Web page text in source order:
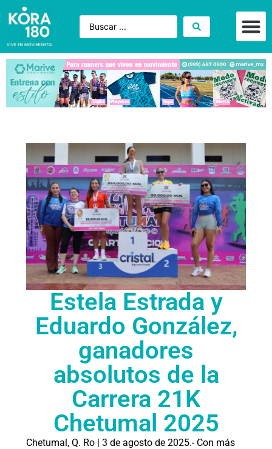
Estela Estrada y
Eduardo González,
ganadores
absolutos de la
Carrera 21K
Chetumal 2025
Chetumal, Q. Ro | 3 de agosto de 2025.- Con más